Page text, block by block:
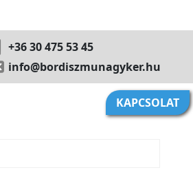
+36 30 475 53 45
info@bordiszmunagyker.hu
KAPCSOLAT